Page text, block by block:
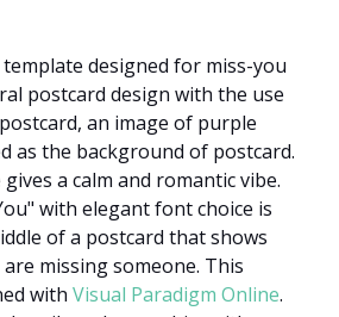
designed for miss-you
postcard design with the use
an image of purple
as the background of postcard.
a calm and romantic vibe.
with elegant font choice is
of a postcard that shows
missing someone. This
with Visual Paradigm Online.